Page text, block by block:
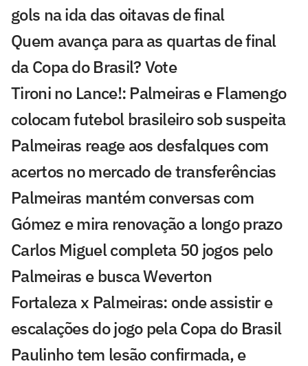
gols na ida das oitavas de final
Quem avança para as quartas de final
da Copa do Brasil? Vote
Tironi no Lance!: Palmeiras e Flamengo
colocam futebol brasileiro sob suspeita
Palmeiras reage aos desfalques com
acertos no mercado de transferências
Palmeiras mantém conversas com
Gómez e mira renovação a longo prazo
Carlos Miguel completa 50 jogos pelo
Palmeiras e busca Weverton
Fortaleza x Palmeiras: onde assistir e
escalações do jogo pela Copa do Brasil
Paulinho tem lesão confirmada, e